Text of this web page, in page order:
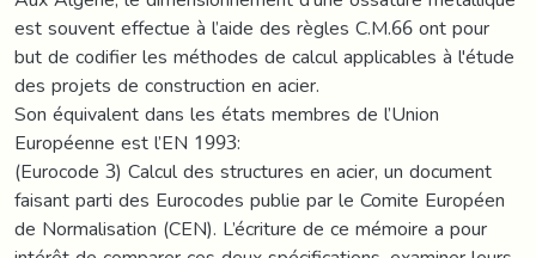
est souvent effectue à l’aide des règles C.M.66 ont pour
but de codifier les méthodes de calcul applicables à l'étude
des projets de construction en acier.
Son équivalent dans les états membres de l’Union
Européenne est l’EN 1993:
(Eurocode 3) Calcul des structures en acier, un document
faisant parti des Eurocodes publie par le Comite Européen
de Normalisation (CEN). L’écriture de ce mémoire a pour